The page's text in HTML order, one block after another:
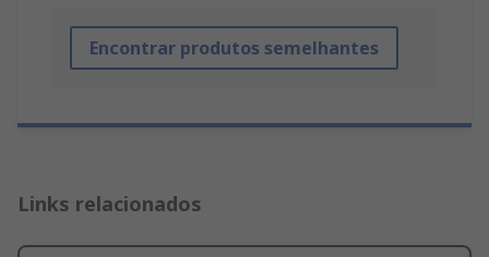
Encontrar produtos semelhantes
Links relacionados